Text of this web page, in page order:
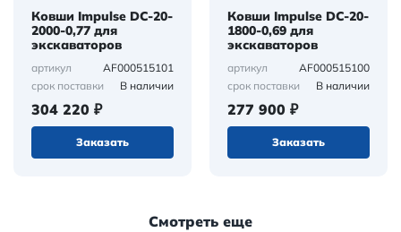
Ковши Impulse DC-20-
2000-0,77 для
экскаваторов
артикул
AF000515101
срок поставки
В наличии
304 220 ₽
Заказать
Ковши Impulse DC-20-
1800-0,69 для
экскаваторов
артикул
AF000515100
срок поставки
В наличии
277 900 ₽
Заказать
Смотреть еще